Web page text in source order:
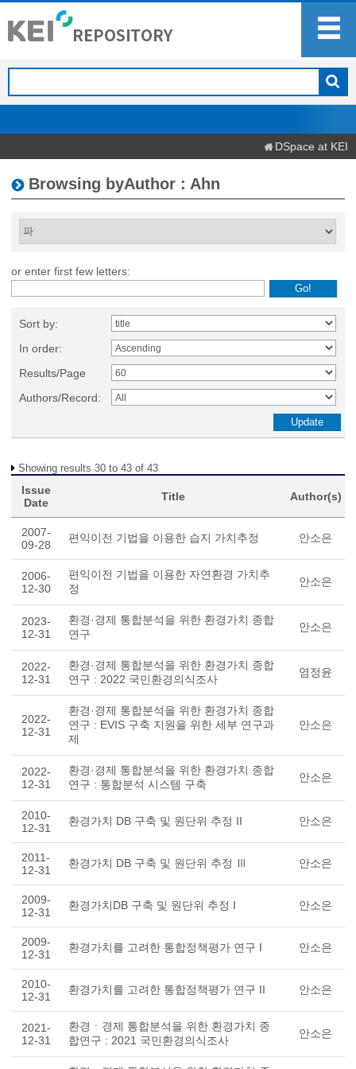
DSpace at KEI
Browsing byAuthor : Ahn
or enter first few letters:
Sort by:
In order:
Results/Page
Authors/Record:
Showing results 30 to 43 of 43
Issue
Date
Title Author(s)
2007-
09-28
편익이전 기법을 이용한 습지 가치추정 안소은
2006-
12-30
편익이전 기법을 이용한 자연환경 가치추
정
안소은
2023-
12-31
환경·경제 통합분석을 위한 환경가치 종합
연구
안소은
2022-
12-31
환경·경제 통합분석을 위한 환경가치 종합
연구 : 2022 국민환경의식조사
염정윤
2022-
12-31
환경·경제 통합분석을 위한 환경가치 종합
연구 : EVIS 구축 지원을 위한 세부 연구과
제
안소은
2022-
12-31
환경·경제 통합분석을 위한 환경가치 종합
연구 : 통합분석 시스템 구축
안소은
2010-
12-31
환경가치 DB 구축 및 원단위 추정 II 안소은
2011-
12-31
환경가치 DB 구축 및 원단위 추정 Ⅲ 안소은
2009-
12-31
환경가치DB 구축 및 원단위 추정 I 안소은
2009-
12-31
환경가치를 고려한 통합정책평가 연구 I 안소은
2010-
12-31
환경가치를 고려한 통합정책평가 연구 II 안소은
2021-
12-31
환경ㆍ경제 통합분석을 위한 환경가치 종
합연구 : 2021 국민환경의식조사
안소은